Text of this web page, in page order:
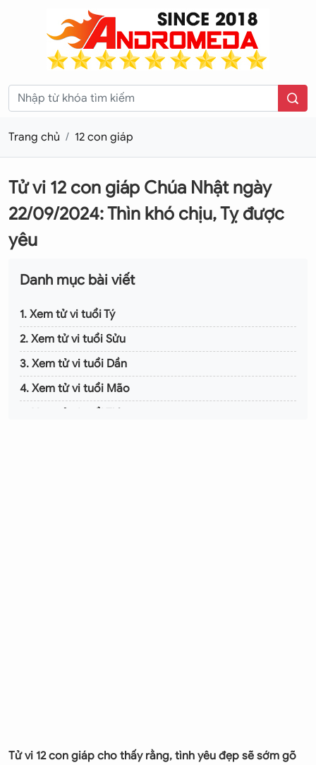
Trang chủ 12 con giáp
Tử vi 12 con giáp Chúa Nhật ngày
22/09/2024: Thìn khó chịu, Tỵ được
yêu
Danh mục bài viết
1. Xem tử vi tuổi Tý
2. Xem tử vi tuổi Sửu
3. Xem tử vi tuổi Dần
4. Xem tử vi tuổi Mão
Tử vi 12 con giáp cho thấy rằng, tình yêu đẹp sẽ sớm gõ